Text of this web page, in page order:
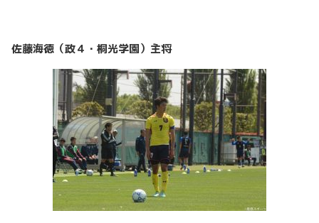
佐藤海徳（政４・桐光学園）主将